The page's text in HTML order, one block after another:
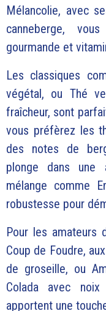
Mélancolie, avec
canneberge,
gourmande et
Les classiques
végétal, ou Thé
fraîcheur, sont
vous préfèrez les
des notes de
plonge dans une
mélange comme
robustesse pour
Pour les amateurs
Coup de Foudre,
de groseille, ou
Colada avec
apportent une